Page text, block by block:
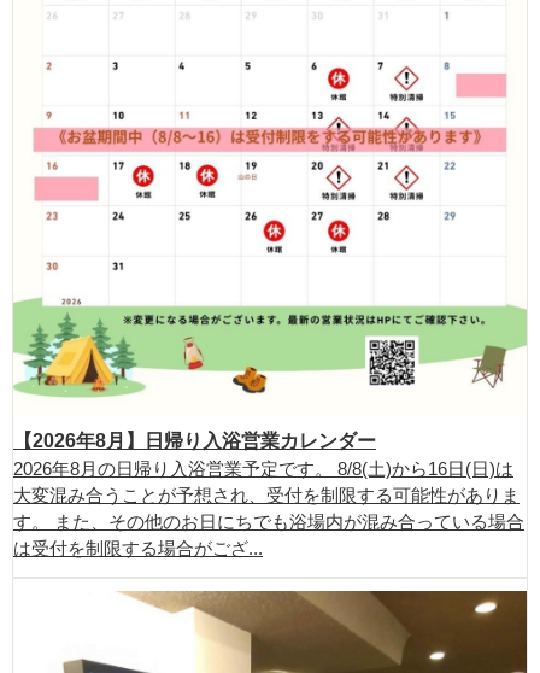
【2026年8月】日帰り入浴営業カレンダー
2026年8月の日帰り入浴営業予定です。 8/8(土)から16日(日)は
大変混み合うことが予想され、受付を制限する可能性がありま
す。 また、その他のお日にちでも浴場内が混み合っている場合
は受付を制限する場合がござ...